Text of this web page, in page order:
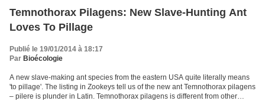
Temnothorax Pilagens: New Slave-Hunting Ant
Loves To Pillage
Publié le 19/01/2014 à 18:17
Par Bioécologie
A new slave-making ant species from the eastern USA quite literally means
'to pillage'. The listing in Zookeys tell us of the new ant Temnothorax pilagens
– pilere is plunder in Latin. Temnothorax pilagens is different from other